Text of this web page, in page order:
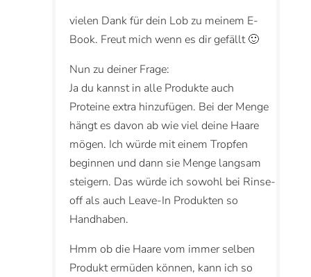
vielen Dank für dein Lob zu meinem E-
Book. Freut mich wenn es dir gefällt 🙂
Nun zu deiner Frage:
Ja du kannst in alle Produkte auch
Proteine extra hinzufügen. Bei der Menge
hängt es davon ab wie viel deine Haare
mögen. Ich würde mit einem Tropfen
beginnen und dann sie Menge langsam
steigern. Das würde ich sowohl bei Rinse-
off als auch Leave-In Produkten so
Handhaben.
Hmm ob die Haare vom immer selben
Produkt ermüden können, kann ich so